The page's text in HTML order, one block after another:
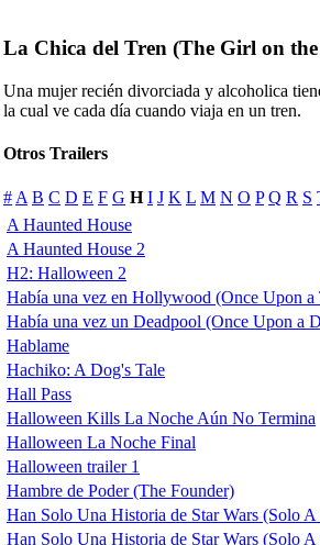
La Chica del Tren (The Girl on
Una mujer recién divorciada y alcoholica
la cual ve cada día cuando viaja en un tren.
Otros Trailers
# A B C D E F G H I J K L M N O P Q R S
A Haunted House
A Haunted House 2
H2: Halloween 2
Había una vez en Hollywood (Once Upon
Había una vez un Deadpool (Once Upon a
Hablame
Hachiko: A Dog's Tale
Hall Pass
Halloween Kills La Noche Aún No Termina
Halloween La Noche Final
Halloween trailer 1
Hambre de Poder (The Founder)
Han Solo Una Historia de Star Wars (Solo A
Han Solo Una Historia de Star Wars (Solo